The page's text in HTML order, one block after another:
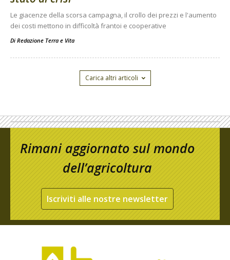
Le giacenze della scorsa campagna, il crollo dei prezzi e l'aumento
dei costi mettono in difficoltà frantoi e cooperative
Di Redazione Terra e Vita
Carica altri articoli
Rimani aggiornato sul mondo
dell’agricoltura
Iscriviti alle nostre newsletter